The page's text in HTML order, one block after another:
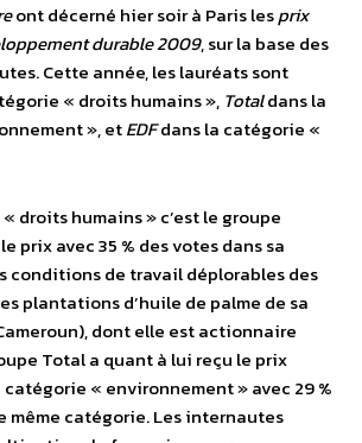
ont décerné hier soir à Paris lesprix
durable 2009, sur la base des
Cette année, les lauréats sont
« droits humains », Totaldans la
», etEDFdans la catégorie «
droits humains » c’est le groupe
prix avec 35 % des votes dans sa
conditions de travail déplorables des
plantations d’huile de palme de sa
dont elle est actionnaire
Total a quant à lui reçu le prix
« environnement » avec 29 %
même catégorie. Les internautes